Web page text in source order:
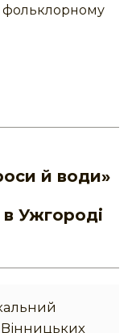
фольклорному
й води»
Ужгороді